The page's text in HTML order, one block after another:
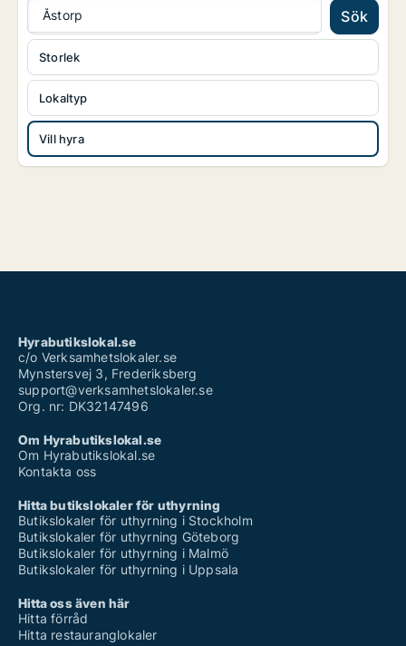
Åstorp Sök
Lokaltyp
Vill hyra
Storlek
Hyrabutikslokal.se
c/o Verksamhetslokaler.se
Mynstersvej 3, Frederiksberg
support@verksamhetslokaler.se
Org. nr: DK32147496
Om Hyrabutikslokal.se
Om Hyrabutikslokal.se
Kontakta oss
Hitta butikslokaler för uthyrning
Butikslokaler för uthyrning i Stockholm
Butikslokaler för uthyrning Göteborg
Butikslokaler för uthyrning i Malmö
Butikslokaler för uthyrning i Uppsala
Hitta oss även här
Hitta förråd
Hitta restauranglokaler